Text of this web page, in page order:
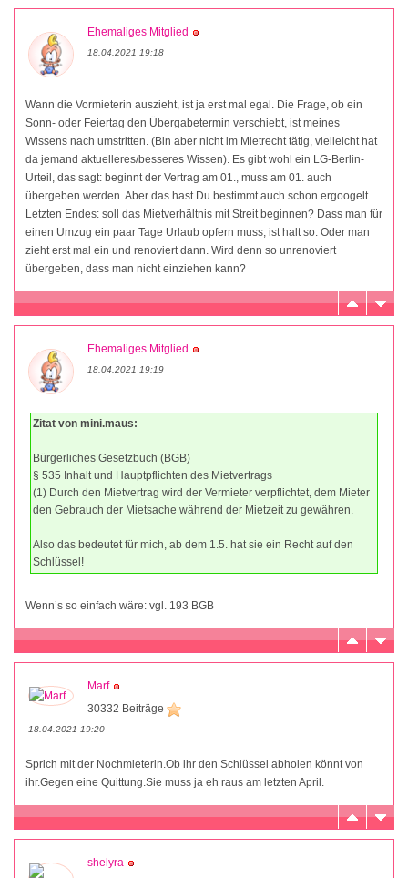
Ehemaliges Mitglied
18.04.2021 19:18
Wann die Vormieterin auszieht, ist ja erst mal egal. Die Frage, ob ein
Sonn- oder Feiertag den Übergabetermin verschiebt, ist meines
Wissens nach umstritten. (Bin aber nicht im Mietrecht tätig, vielleicht hat
da jemand aktuelleres/besseres Wissen). Es gibt wohl ein LG-Berlin-
Urteil, das sagt: beginnt der Vertrag am 01., muss am 01. auch
übergeben werden. Aber das hast Du bestimmt auch schon ergoogelt.
Letzten Endes: soll das Mietverhältnis mit Streit beginnen? Dass man für
einen Umzug ein paar Tage Urlaub opfern muss, ist halt so. Oder man
zieht erst mal ein und renoviert dann. Wird denn so unrenoviert
übergeben, dass man nicht einziehen kann?
Ehemaliges Mitglied
18.04.2021 19:19
Zitat von mini.maus:
Bürgerliches Gesetzbuch (BGB)
§ 535 Inhalt und Hauptpflichten des Mietvertrags
(1) Durch den Mietvertrag wird der Vermieter verpflichtet, dem Mieter
den Gebrauch der Mietsache während der Mietzeit zu gewähren.
Also das bedeutet für mich, ab dem 1.5. hat sie ein Recht auf den
Schlüssel!
Wenn’s so einfach wäre: vgl. 193 BGB
Marf
30332 Beiträge
18.04.2021 19:20
Sprich mit der Nochmieterin.Ob ihr den Schlüssel abholen könnt von
ihr.Gegen eine Quittung.Sie muss ja eh raus am letzten April.
shelyra